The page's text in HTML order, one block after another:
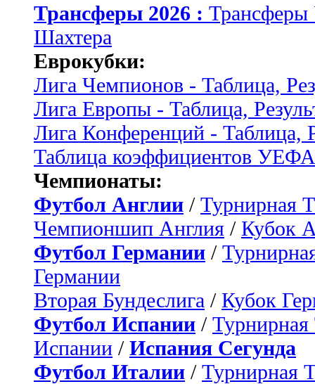
Трансферы 2026 :
Шахтера
Еврокубки:
Лига Чемпионов - Таблица,
Лига Европы - Таблица,
Лига Конференций - Таблица,
Таблица коэффициентов УЕФА
Чемпионаты:
Футбол Англии / Турнирная
Чемпионшип Англия / Кубок
Футбол Германии /
Германии
Вторая Бундеслига / Кубок
Футбол Испании / Турнирная
Испании / Испания Сегунда
Футбол Италии / Турнирная